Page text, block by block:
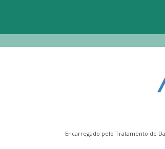
Encarregado pelo Tratamento de